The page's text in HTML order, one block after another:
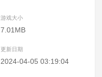
游戏大小
7.01MB
更新日期
2024-04-05 03:19:04